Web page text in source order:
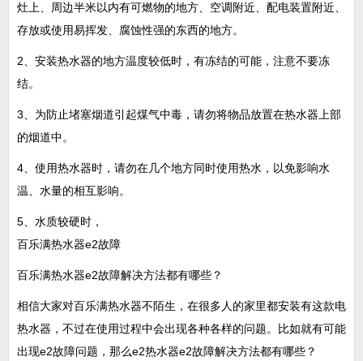
灶上、周边半米以内有可燃物的地方、空调附近、配电装置附近、
存放或使用易挥发、腐蚀性强的东西的地方。
2、安装热水器的地方温度较低时，有冻结的可能，注意不要冻
结。
3、为防止堵塞烟道引起煤气中毒，请勿将物品放置在热水器上部
的烟道中。
4、使用热水器时，请勿在几个地方同时使用热水，以免影响水
温、水量的相互影响。
5、水质较硬时，
百乐满热水器e2故障
百乐满热水器e2故障解决方法都有哪些？
相信大家对百乐满热水器不陌生，在很多人的家里都安装有这款电
热水器，不过在使用过程中会出现各种各样的问题。比如就有可能
出现e2故障问题，那么e2热水器e2故障解决方法都有哪些？